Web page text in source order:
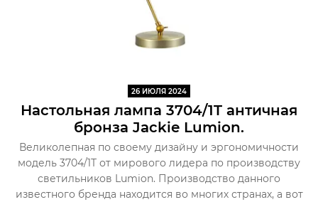
26 ИЮЛЯ 2024
Настольная лампа 3704/1T античная
бронза Jackie Lumion.
Великолепная по своему дизайну и эргономичности
модель 3704/1T от мирового лидера по производству
светильников Lumion. Производство данного
известного бренда находится во многих странах, а вот